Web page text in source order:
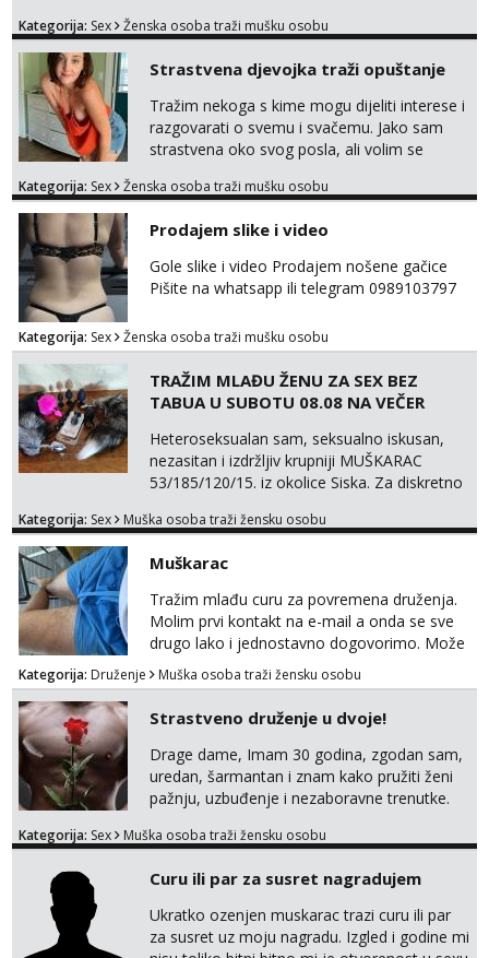
broj☎️:+385 92 451 2472
Kategorija: Sex Ženska osoba traži mušku osobu
Strastvena djevojka traži opuštanje
Tražim nekoga s kime mogu dijeliti interese i
razgovarati o svemu i svačemu. Jako sam
strastvena oko svog posla, ali volim se
Voljela bi naci nekoga pa da se nemoram
ispod i nadji me tamo, cekam te!
Kategorija: Sex Ženska osoba traži mušku osobu
Prodajem slike i video
Gole slike i video Prodajem nošene gačice
Pišite na whatsapp ili telegram 0989103797
Kategorija: Sex Ženska osoba traži mušku osobu
TRAŽIM MLAĐU ŽENU ZA SEX BEZ
TABUA U SUBOTU 08.08 NA VEČER
Heteroseksualan sam, seksualno iskusan,
nezasitan i izdržljiv krupniji MUŠKARAC
53/185/120/15. iz okolice Siska. Za diskretno
VEČER u ZAGREBU tražim MLAĐU ŽENU bez
udaljenost konkretno zainteresiranu za SEKS
bez TABUA i KONDOMA upotpunjen SEKS
IGRAČKAMA od vibratora i umjetnih dilda do
analnih čepova raznih vel...
Kategorija: Sex Muška osoba traži žensku osobu
Muškarac
Tražim mlađu curu za povremena druženja.
Molim prvi kontakt na e-mail a onda se sve
drugo lako i jednostavno dogovorimo. Može
sve u krugu od 100 km oko Zagreba
Kategorija: Druženje Muška osoba traži žensku osobu
Strastveno druženje u dvoje!
Drage dame, Imam 30 godina, zgodan sam,
uredan, šarmantan i znam kako pružiti ženi
pažnju, uzbuđenje i nezaboravne trenutke.
snažnoj privlačnosti, strasti i noći ispunjenoj
Ako ti nedostaje dodir, poljupci, kemija i
muškarac koji će se potpuno posvetiti tvom
zadovoljstvu, možda smo upravo ono što
oboje t...
Kategorija: Sex Muška osoba traži žensku osobu
Curu ili par za susret nagradujem
Ukratko ozenjen muskarac trazi curu ili par
za susret uz moju nagradu. Izgled i godine mi